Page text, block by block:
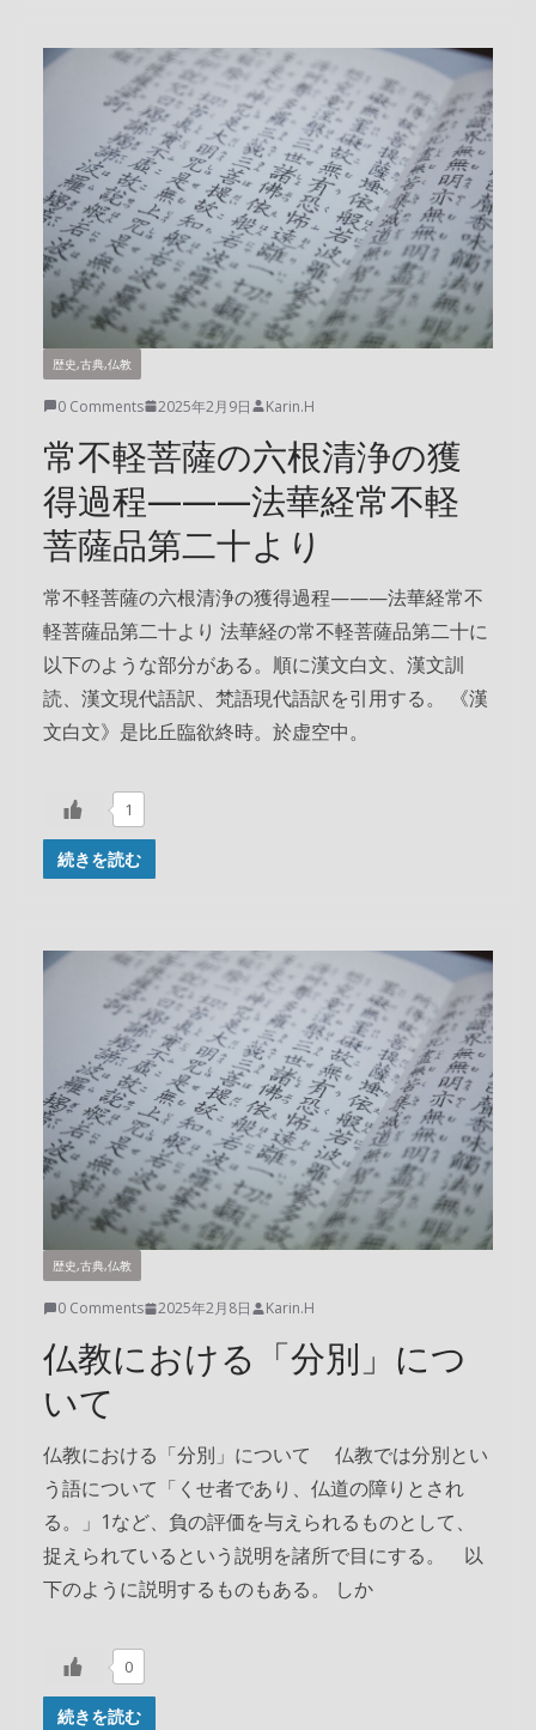
歴史,古典,仏教
0 Comments 2025年2月9日 Karin.H
常不軽菩薩の六根清浄の獲
得過程———法華経常不軽
菩薩品第二十より
常不軽菩薩の六根清浄の獲得過程———法華経常不
軽菩薩品第二十より 法華経の常不軽菩薩品第二十に
以下のような部分がある。順に漢文白文、漢文訓
読、漢文現代語訳、梵語現代語訳を引用する。 《漢
文白文》是比丘臨欲終時。於虚空中。
1
続きを読む
歴史,古典,仏教
0 Comments 2025年2月8日 Karin.H
仏教における「分別」につ
いて
仏教における「分別」について 仏教では分別とい
う語について「くせ者であり、仏道の障りとされ
る。」1など、負の評価を与えられるものとして、
捉えられているという説明を諸所で目にする。 以
下のように説明するものもある。 しか
0
続きを読む